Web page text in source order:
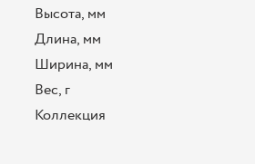
Высота, мм
Длина, мм
Ширина, мм
Вес, г
Коллекция